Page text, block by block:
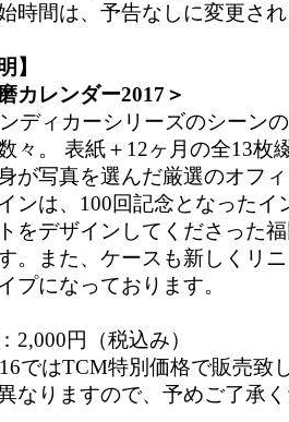
始時間は、予告なしに変更さ
】
カレンダー2017＞
ディカーシリーズのシーン
々。 表紙＋12ヶ月の全13枚
が写真を選んだ厳選のオフ
ンは、100回記念となったイ
をデザインしてくださった
。また、ケースも新しくリ
プになっております。
2,000円（税込み）
ではTCM特別価格で販売致
なりますので、予めご了承